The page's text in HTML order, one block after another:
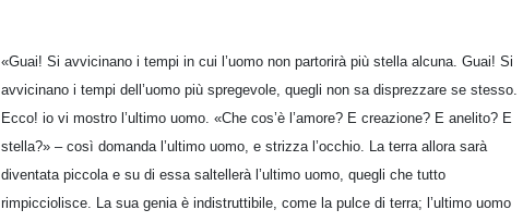
«Guai! Si avvicinano i tempi in cui l’uomo non partorirà più stella alcuna. Guai! Si
avvicinano i tempi dell’uomo più spregevole, quegli non sa disprezzare se stesso.
Ecco! io vi mostro l’ultimo uomo. «Che cos’è l’amore? E creazione? E anelito? E
stella?» – così domanda l’ultimo uomo, e strizza l’occhio. La terra allora sarà
diventata piccola e su di essa saltellerà l’ultimo uomo, quegli che tutto
rimpicciolisce. La sua genia è indistruttibile, come la pulce di terra; l’ultimo uomo